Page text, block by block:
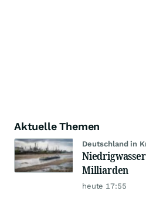
Aktuelle Themen
Deutschland in
Milliarden
heute 17:55